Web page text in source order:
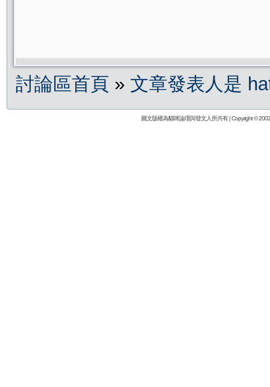
討論區首頁 » 文章發表人是
圖文版權為貓咪論壇與發文人所共有 | Copyright ©